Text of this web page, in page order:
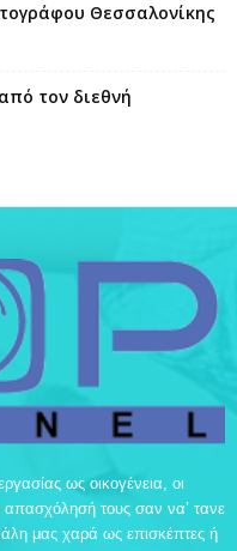
Θεσσαλονίκης
τον διεθνή
ως οικογένεια, οι
τους σαν να’ τανε
μας χαρά ως επισκέπτες ή